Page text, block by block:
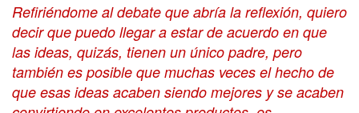
Refiriéndome al debate que abría la reflexión, quiero
decir que puedo llegar a estar de acuerdo en que
las ideas, quizás, tienen un único padre, pero
también es posible que muchas veces el hecho de
que esas ideas acaben siendo mejores y se acaben